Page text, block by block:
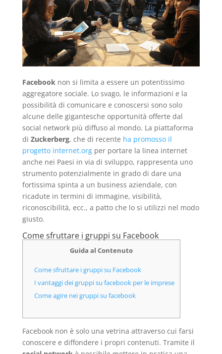
Facebooknon si limita a essere un potentissimo
aggregatore sociale. Lo svago, le informazioni e la
possibilità di comunicare e conoscersi sono solo
alcune delle gigantesche opportunità offerte dal
social network più diffuso al mondo. La piattaforma
di Zuckerberg, che di recente ha promosso il
progetto internet.orgper portare la linea internet
anche nei Paesi in via di sviluppo, rappresenta uno
strumento potenzialmente in grado di dare una
fortissima spinta a un business aziendale, con
ricadute in termini di immagine, visibilità,
riconoscibilità, ecc., a patto che lo si utilizzi nel modo
giusto.
Come sfruttare i gruppi su Facebook
Guida al Contenuto
Come sfruttare i gruppi su Facebook
I vantaggi dei gruppi su facebook per le imprese
Come agire nei gruppi su facebook
Facebook non è solo una vetrina attraverso cui farsi
conoscere e diffondere i propri contenuti. Tramite il